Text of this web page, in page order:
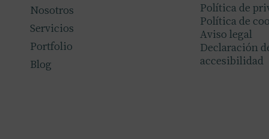
Nosotros
Servicios
Portfolio
Blog
Política de
Política de
Aviso legal
Declaración
accesibilidad